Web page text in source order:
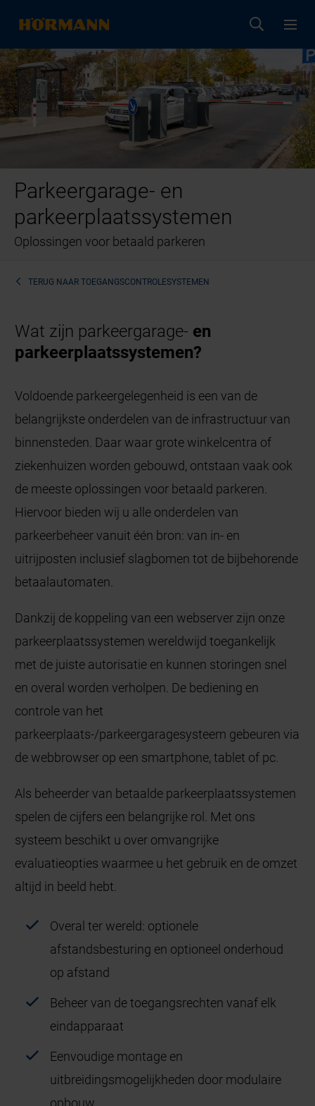
Parkeergarage- en
parkeerplaatssystemen
Oplossingen voor betaald parkeren
TERUG NAARTOEGANGSCONTROLESYSTEMEN
Wat zijn parkeergarage- en
parkeerplaatssystemen?
Voldoende parkeergelegenheid is een van de
belangrijkste onderdelen van de infrastructuur van
binnensteden. Daar waar grote winkelcentra of
ziekenhuizen worden gebouwd, ontstaan vaak ook
de meeste oplossingen voor betaald parkeren.
Hiervoor bieden wij u alle onderdelen van
parkeerbeheer vanuit één bron: van in- en
uitrijposten inclusief slagbomen tot de bijbehorende
betaalautomaten.
Dankzij de koppeling van een webserver zijn onze
parkeerplaatssystemen wereldwijd toegankelijk
met de juiste autorisatie en kunnen storingen snel
en overal worden verholpen. De bediening en
controle van het
parkeerplaats-/parkeergaragesysteem gebeuren via
de webbrowser op een smartphone, tablet of pc.
Als beheerder van betaalde parkeerplaatssystemen
spelen de cijfers een belangrijke rol. Met ons
systeem beschikt u over omvangrijke
evaluatieopties waarmee u het gebruik en de omzet
altijd in beeld hebt.
Overal ter wereld: optionele
afstandsbesturing en optioneel onderhoud
op afstand
Beheer van de toegangsrechten vanaf elk
eindapparaat
Eenvoudige montage en
uitbreidingsmogelijkheden door modulaire
opbouw